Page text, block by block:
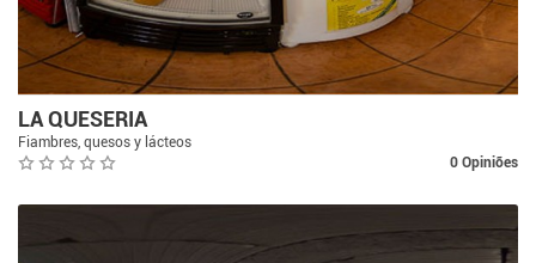
LA QUESERIA
Fiambres, quesos y lácteos
0 Opiniões